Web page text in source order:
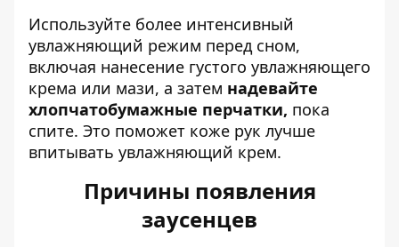
Используйте более интенсивный
увлажняющий режим перед сном,
включая нанесение густого увлажняющего
крема или мази, а затем надевайте
хлопчатобумажные перчатки, пока
спите. Это поможет коже рук лучше
впитывать увлажняющий крем.
Причины появления
заусенцев